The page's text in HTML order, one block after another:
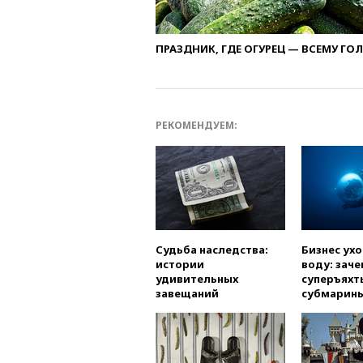
ПРАЗДНИК, ГДЕ ОГУРЕЦ — ВСЕМУ
РЕКОМЕНДУЕМ:
Судьба наследства:
истории
удивительных
завещаний
Бизнес
воду: